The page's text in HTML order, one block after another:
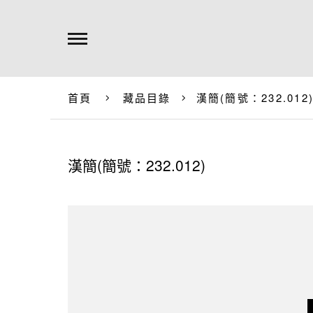
首頁 藏品目錄 漢簡(簡號：232.012)
漢簡(簡號：232.012)